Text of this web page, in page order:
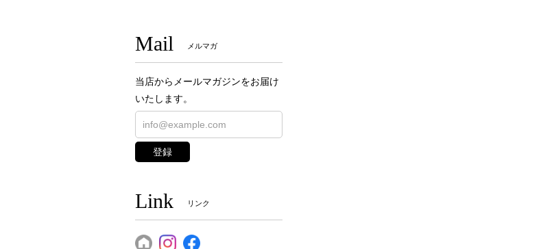
Mail メルマガ
当店からメールマガジンをお届け
いたします。
登録
Link リンク